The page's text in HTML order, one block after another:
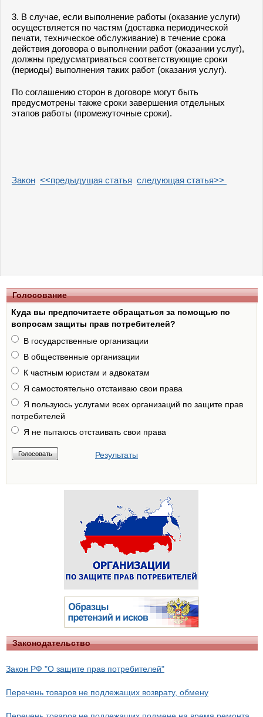
3. В случае, если выполнение работы (оказание услуги)
осуществляется по частям (доставка периодической
печати, техническое обслуживание) в течение срока
действия договора о выполнении работ (оказании услуг),
должны предусматриваться соответствующие сроки
(периоды) выполнения таких работ (оказания услуг).
По соглашению сторон в договоре могут быть
предусмотрены также сроки завершения отдельных
этапов работы (промежуточные сроки).
Закон <<предыдущая статья следующая статья>>
Голосование
Куда вы предпочитаете обращаться за помощью по
вопросам защиты прав потребителей?
В государственные организации
В общественные организации
К частным юристам и адвокатам
Я самостоятельно отстаиваю свои права
Я пользуюсь услугами всех организаций по защите прав
потребителей
Я не пытаюсь отстаивать свои права
Результаты
Законодательство
Закон РФ "О защите прав потребителей"
Перечень товаров не подлежащих возврату, обмену